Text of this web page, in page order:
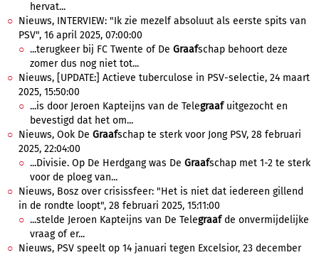
hervat...
Nieuws, INTERVIEW: "Ik zie mezelf absoluut als eerste spits van
PSV", 16 april 2025, 07:00:00
...terugkeer bij FC Twente of De Graafschap behoort deze
zomer dus nog niet tot...
Nieuws, [UPDATE:] Actieve tuberculose in PSV-selectie, 24 maart
2025, 15:50:00
...is door Jeroen Kapteijns van de Telegraafuitgezocht en
bevestigd dat het om...
Nieuws, Ook De Graafschap te sterk voor Jong PSV, 28 februari
2025, 22:04:00
...Divisie. Op De Herdgang was De Graafschap met 1-2 te sterk
voor de ploeg van...
Nieuws, Bosz over crisissfeer: "Het is niet dat iedereen gillend
in de rondte loopt", 28 februari 2025, 15:11:00
...stelde Jeroen Kapteijns van De Telegraafde onvermijdelijke
vraag of er...
Nieuws, PSV speelt op 14 januari tegen Excelsior, 23 december